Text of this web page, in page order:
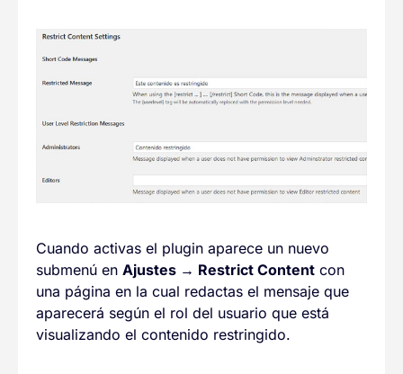
Cuando activas el plugin aparece un nuevo
submenú enAjustes → Restrict Content con
una página en la cual redactas el mensaje que
aparecerá según el rol del usuario que está
visualizando el contenido restringido.